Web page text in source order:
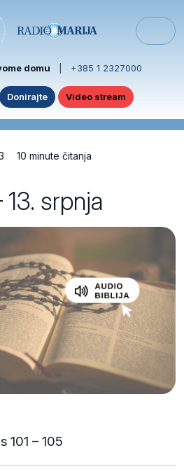
domu +385 1 2327000
Donirajte Video stream
10 minute čitanja
srpnja
101 – 105